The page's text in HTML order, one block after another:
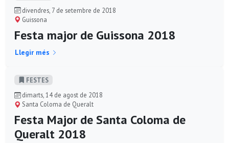
divendres, 7 de setembre de 2018
Guissona
Festa major de Guissona 2018
Llegir més
FESTES
dimarts, 14 de agost de 2018
Santa Coloma de Queralt
Festa Major de Santa Coloma de
Queralt 2018